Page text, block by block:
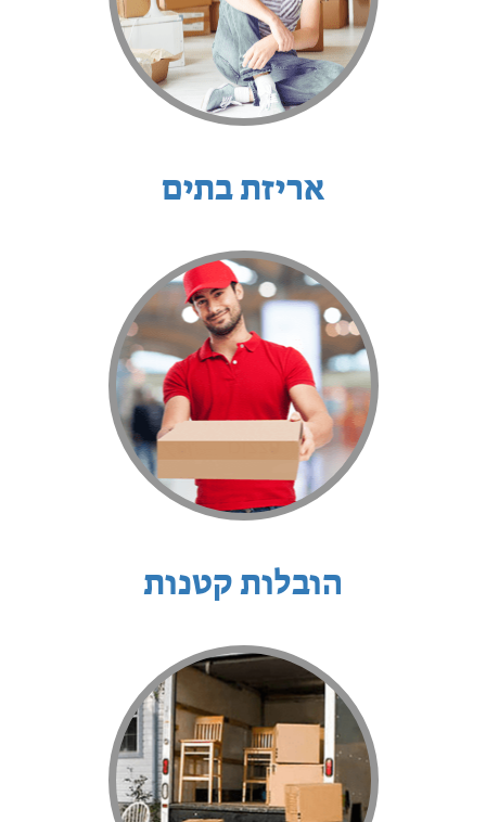
אריזת בתים
הובלות קטנות